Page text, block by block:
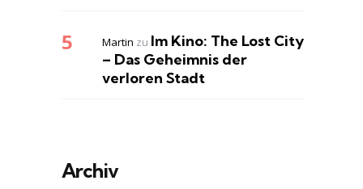
Martin zu Im Kino: The Lost City
– Das Geheimnis der
verloren Stadt
Archiv